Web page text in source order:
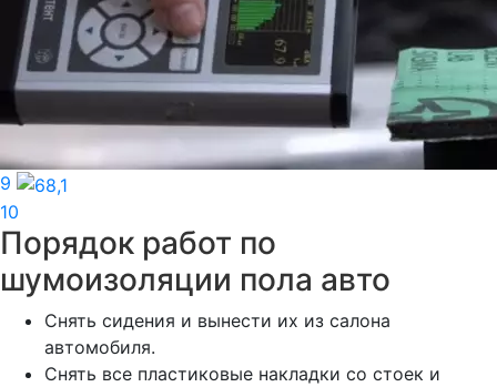
9
10
Порядок работ по
шумоизоляции пола авто
Снять сидения и вынести их из салона
автомобиля.
Снять все пластиковые накладки со стоек и